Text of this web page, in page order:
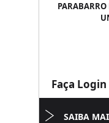
Faça
SAIBA